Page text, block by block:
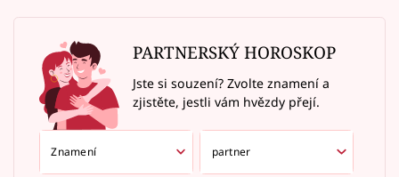
PARTNERSKÝ HOROSKOP
Jste si souzení? Zvolte znamení a
zjistěte, jestli vám hvězdy přejí.